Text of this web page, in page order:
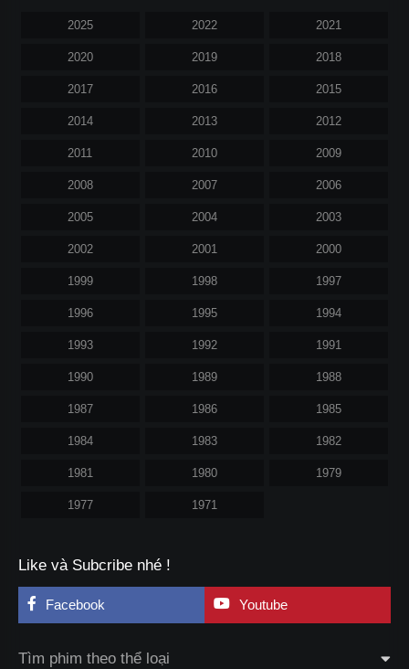
2025 2022 2021
2020 2019 2018
2017 2016 2015
2014 2013 2012
2011 2010 2009
2008 2007 2006
2005 2004 2003
2002 2001 2000
1999 1998 1997
1996 1995 1994
1993 1992 1991
1990 1989 1988
1987 1986 1985
1984 1983 1982
1981 1980 1979
1977 1971
Like và Subcribe nhé !
Facebook Youtube
Tìm phim theo thể loại